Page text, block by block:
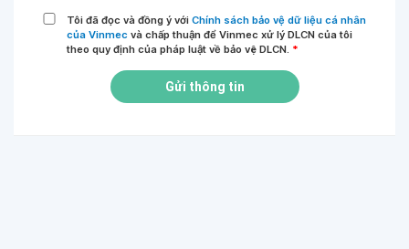
Tôi đã đọc và đồng ý với Chính sách bảo vệ dữ liệu cá nhân
của Vinmec và chấp thuận để Vinmec xử lý DLCN của tôi
theo quy định của pháp luật về bảo vệ DLCN. *
Gửi thông tin